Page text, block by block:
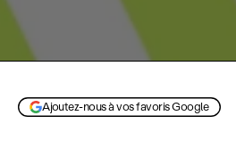
Ajoutez-nous à vos favoris Google